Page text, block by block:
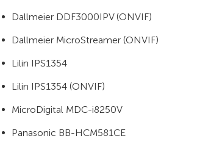
Dallmeier DDF3000IPV (ONVIF)
Dallmeier MicroStreamer (ONVIF)
Lilin IPS1354
Lilin IPS1354 (ONVIF)
MicroDigital MDC-i8250V
Panasonic BB-HCM581CE